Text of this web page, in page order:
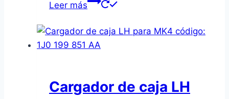
Leer más
Cargador de caja LH